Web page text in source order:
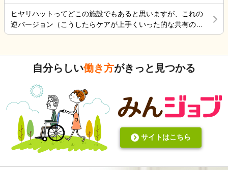
ヒヤリハットってどこの施設でもあると思いますが、これの
逆バージョン（こうしたらケアが上手くいった的な共有の書
式）ってないですよね。あったらいいケアを共有できると思
遂記録ばかりって、すごくネガティブだと個人的に思いま
す。また、介護の世界って「できて当たり前」的な思考が強
し。うつ病の人じゃないんだから、できないことばかり言っ
たらストレスたまりませんか。
自分らしい働き方がきっと見つかる
サイトはこちら